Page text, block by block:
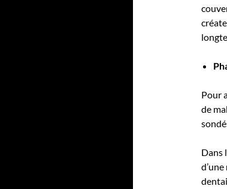
Pour
de
Dans